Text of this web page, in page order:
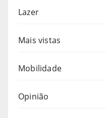
Lazer
Mais vistas
Mobilidade
Opinião